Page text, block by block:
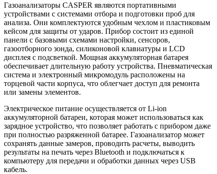
Газоанализаторы CASPER являются портативными
устройствами с системами отбора и подготовки проб для
анализа. Они комплектуются удобным чехлом и пластиковым
кейсом для защиты от ударов. Прибор состоит из единой
панели с базовыми схемами настройки, сенсоров,
газоотборного зонда, силиконовой клавиатуры и LCD
дисплея с подсветкой. Мощная аккумуляторная батарея
обеспечивает длительную работу устройства. Пневматическая
система и электронный микромодуль расположены на
торцевой части корпуса, что облегчает доступ для ремонта
или замены элементов.
Электрическое питание осуществляется от Li-ion
аккумуляторной батареи, которая может использоваться как
зарядное устройство, что позволяет работать с прибором даже
при полностью разряженной батарее. Газоанализатор может
сохранять данные замеров, проводить расчеты, выводить
результаты на печать через Bluetooth и подключаться к
компьютеру для передачи и обработки данных через USB
кабель.